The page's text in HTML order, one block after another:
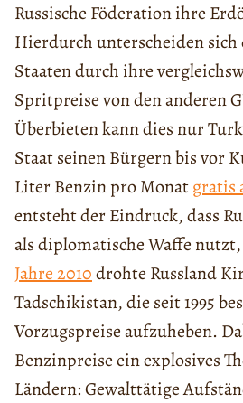
Russische Föderation ihre
Hierdurch unterscheiden sich
Staaten durch ihre
Spritpreise von den anderen
Überbieten kann dies nur
Staat seinen Bürgern bis vor
Liter Benzin pro Monatgratis
entsteht der Eindruck, dass
als diplomatische Waffe
Jahre 2010drohte Russland
Tadschikistan, die seit 1995
Vorzugspreise aufzuheben.
Benzinpreise ein explosives
Ländern: Gewalttätige